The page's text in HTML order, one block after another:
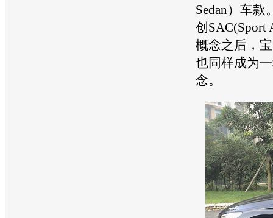
Sedan）车款
创SAC(Sport
概念之后，
也同样成为
念。